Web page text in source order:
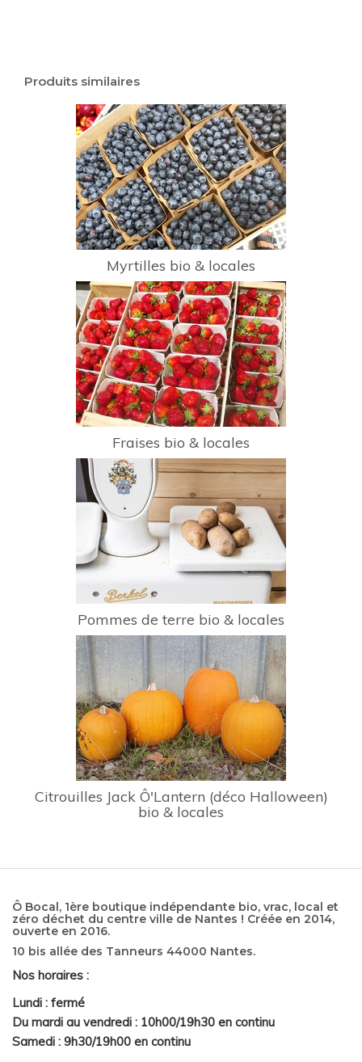
Produits similaires
Myrtilles bio & locales
Fraises bio & locales
Pommes de terre bio & locales
Citrouilles Jack Ô'Lantern (déco Halloween)
bio & locales
Ô Bocal, 1ère boutique indépendante bio, vrac, local et
zéro déchet du centre ville de Nantes ! Créée en 2014,
ouverte en 2016.
10 bis allée des Tanneurs 44000 Nantes.
Nos horaires :
Lundi : fermé
Du mardi au vendredi : 10h00/19h30 en continu
Samedi : 9h30/19h00 en continu